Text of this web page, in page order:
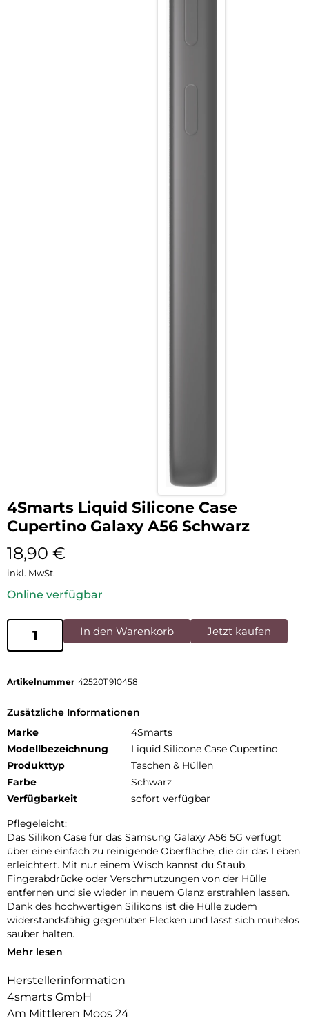
4Smarts Liquid Silicone Case
Cupertino Galaxy A56 Schwarz
18,90 €
inkl. MwSt.
Online verfügbar
In den Warenkorb Jetzt kaufen
Artikelnummer 4252011910458
Zusätzliche Informationen
Marke
4Smarts
Modellbezeichnung
Liquid Silicone Case Cupertino
Produkttyp
Taschen & Hüllen
Farbe
Schwarz
Verfügbarkeit
sofort verfügbar
Pflegeleicht:
Das Silikon Case für das Samsung Galaxy A56 5G verfügt
über eine einfach zu reinigende Oberfläche, die dir das Leben
erleichtert. Mit nur einem Wisch kannst du Staub,
Fingerabdrücke oder Verschmutzungen von der Hülle
entfernen und sie wieder in neuem Glanz erstrahlen lassen.
Dank des hochwertigen Silikons ist die Hülle zudem
widerstandsfähig gegenüber Flecken und lässt sich mühelos
sauber halten.
Kratzschutz:
und einen Innenfutter aus Mikrofaser, um Kratzer auf dem
Display und dem Gehäuse effektiv zu verhindern. Die
erhöhten Kanten schützen das Display vor direktem Kontakt
Mehr lesen
Herstellerinformation
4smarts GmbH
Am Mittleren Moos 24